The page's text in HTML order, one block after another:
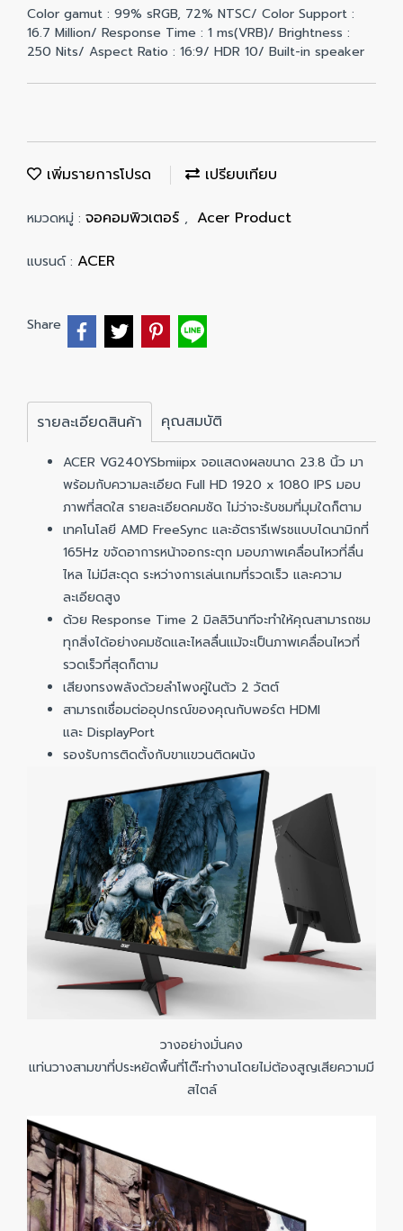
Color gamut : 99% sRGB, 72% NTSC/ Color Support :
16.7 Million/ Response Time : 1 ms(VRB)/ Brightness :
250 Nits/ Aspect Ratio : 16:9/ HDR 10/ Built-in speaker
เพิ่มรายการโปรด เปรียบเทียบ
หมวดหมู่ : จอคอมพิวเตอร์ , Acer Product
แบรนด์ : ACER
Share
รายละเอียดสินค้า คุณสมบัติ
ACER VG240YSbmiipx จอแสดงผลขนาด 23.8 นิ้ว มา
พร้อมกับความละเอียด Full HD 1920 x 1080 IPS มอบ
ภาพที่สดใส รายละเอียดคมชัด ไม่ว่าจะรับชมที่มุมใดก็ตาม
เทคโนโลยี AMD FreeSync และอัตรารีเฟรชแบบไดนามิกที่
165Hz ขจัดอาการหน้าจอกระตุก มอบภาพเคลื่อนไหวที่ลื่น
ไหล ไม่มีสะดุด ระหว่างการเล่นเกมที่รวดเร็ว และความ
ละเอียดสูง
ด้วย Response Time 2 มิลลิวินาทีจะทำให้คุณสามารถชม
ทุกสิ่งได้อย่างคมชัดและไหลลื่นแม้จะเป็นภาพเคลื่อนไหวที่
รวดเร็วที่สุดก็ตาม
เสียงทรงพลังด้วยลำโพงคู่ในตัว 2 วัตต์
สามารถเชื่อมต่ออุปกรณ์ของคุณกับพอร์ต HDMI
และ DisplayPort
รองรับการติดตั้งกับขาแขวนติดผนัง
วางอย่างมั่นคง
แท่นวางสามขาที่ประหยัดพื้นที่โต๊ะทำงานโดยไม่ต้องสูญเสียความมี
สไตล์